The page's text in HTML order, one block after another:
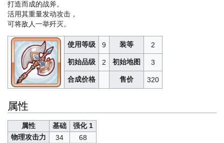
打造而成的战斧。
活用其重量发动攻击，
可将敌人一举歼灭。
使用等级 9 装等 2
初始品级 2 初始地图 3
合成价格 售价 320
属性
属性 基础
强化 1
物理攻击力
34 68